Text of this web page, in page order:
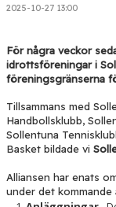
BLI PARTNER
BLI FUNKTIONÄR
MEDIA & GRAFIK
KONTAKT
2025-10-27 13:00
För några veckor
idrottsföreningar i
föreningsgränserna
Tillsammans med
Handbollsklubb,
Sollentuna
Basket bildade vi
Alliansen har enats
under det kommande